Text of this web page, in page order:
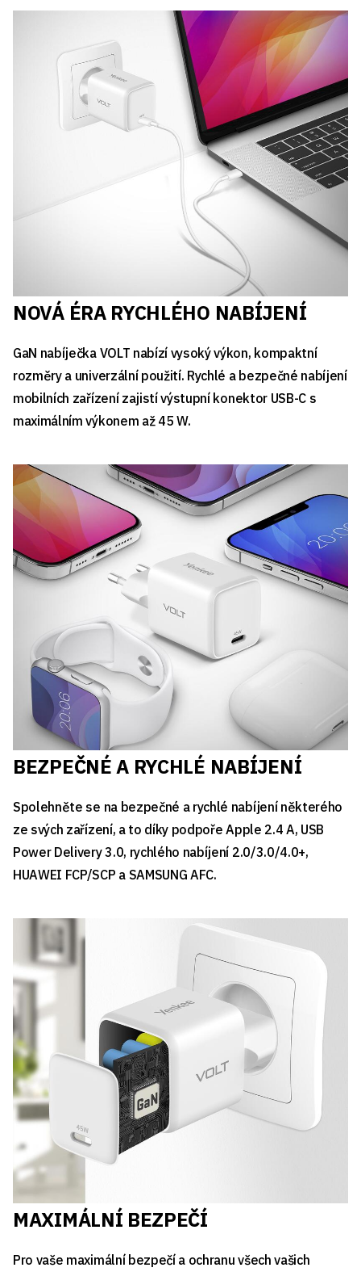
NOVÁ ÉRA RYCHLÉHO NABÍJENÍ
GaN nabíječka VOLT nabízí vysoký výkon, kompaktní
rozměry a univerzální použití. Rychlé a bezpečné nabíjení
mobilních zařízení zajistí výstupní konektor USB-C s
maximálním výkonem až 45 W.
BEZPEČNÉ A RYCHLÉ NABÍJENÍ
Spolehněte se na bezpečné a rychlé nabíjení některého
ze svých zařízení, a to díky podpoře Apple 2.4 A, USB
Power Delivery 3.0, rychlého nabíjení 2.0/3.0/4.0+,
HUAWEI FCP/SCP a SAMSUNG AFC.
MAXIMÁLNÍ BEZPEČÍ
Pro vaše maximální bezpečí a ochranu všech vašich